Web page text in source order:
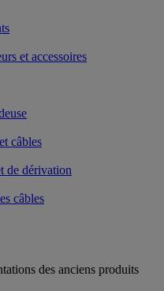
et accessoires
câbles
de dérivation
câbles
des anciens produits